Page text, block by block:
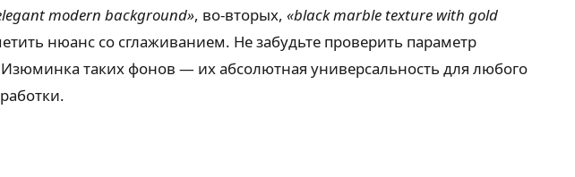
modern background», во-вторых, «black marble texture with gold
нюанс со сглаживанием. Не забудьте проверить параметр
таких фонов — их абсолютная универсальность для любого